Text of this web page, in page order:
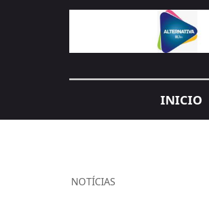
INICIO
NOTÍCIAS